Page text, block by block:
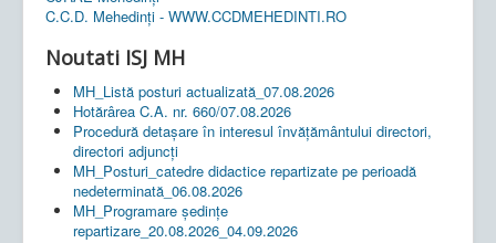
C.C.D. Mehedinţi - WWW.CCDMEHEDINTI.RO
Noutati ISJ MH
MH_Listă posturi actualizată_07.08.2026
Hotărârea C.A. nr. 660/07.08.2026
Procedură detașare în interesul învățământului directori,
directori adjuncți
MH_Posturi_catedre didactice repartizate pe perioadă
nedeterminată_06.08.2026
MH_Programare ședințe
repartizare_20.08.2026_04.09.2026